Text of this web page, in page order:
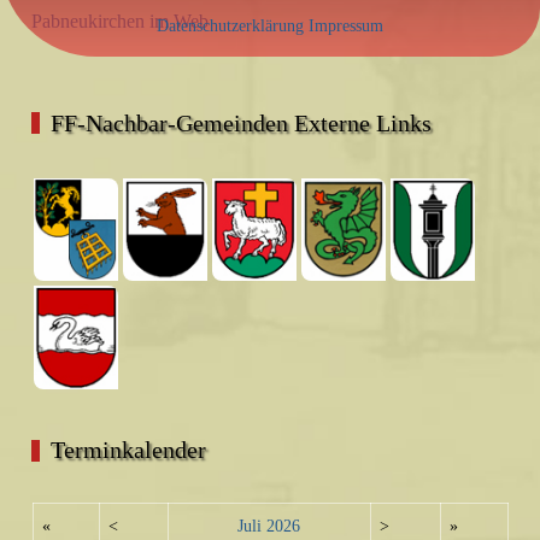
Pabneukirchen im Web
FF-Nachbar-Gemeinden Externe Links
Terminkalender
« < Juli 2026 > »
Datenschutzerklärung Impressum